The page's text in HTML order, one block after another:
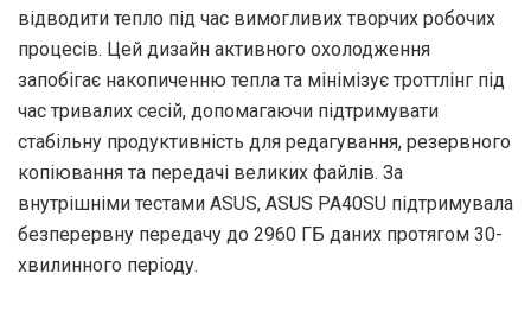
відводити тепло під час вимогливих творчих робочих
процесів. Цей дизайн активного охолодження
запобігає накопиченню тепла та мінімізує троттлінг під
час тривалих сесій, допомагаючи підтримувати
стабільну продуктивність для редагування, резервного
копіювання та передачі великих файлів. За
внутрішніми тестами ASUS, ASUS PA40SU підтримувала
безперервну передачу до 2960 ГБ даних протягом 30-
хвилинного періоду.